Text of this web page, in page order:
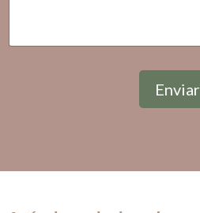
n
a
j
Enviar